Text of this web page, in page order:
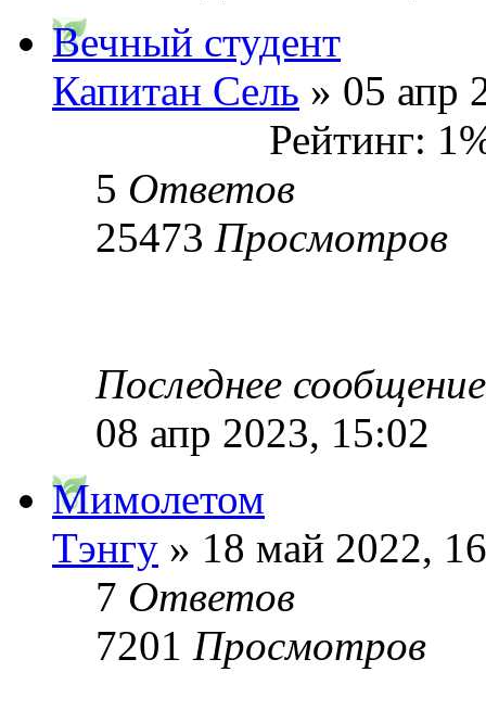
Вечный студент
Капитан Сель » 05 апр
Рейтинг:
5 Ответов
25473 Просмотров
Последнее
08 апр 2023, 15:02
Мимолетом
Тэнгу » 18 май 2022,
7 Ответов
7201 Просмотров